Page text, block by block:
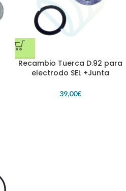
Recambio Tuerca D.92 para
electrodo SEL +Junta
39,00€